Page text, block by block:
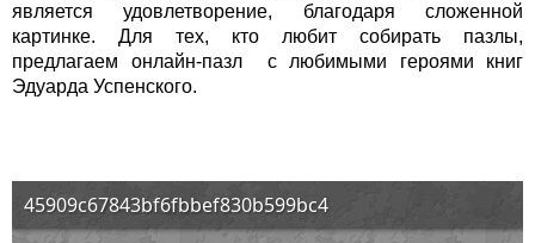
является удовлетворение, благодаря сложенной
картинке. Для тех, кто любит собирать пазлы,
предлагаем онлайн-пазл с любимыми героями книг
Эдуарда Успенского.